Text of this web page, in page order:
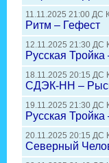
11.11.2025 21:00 ДС
Ритм – Гефест
12.11.2025 21:30 ДС
Русская
18.11.2025 20:15 ДС
СДЭК-НН –
19.11.2025 21:30 ДС
Русская Тройка
20.11.2025 20:15 ДС
Северный